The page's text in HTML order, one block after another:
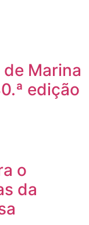
Marina
edição
o
da